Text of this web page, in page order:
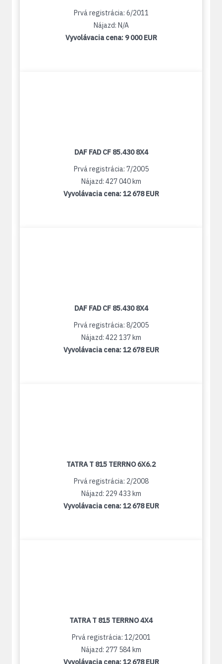
Prvá registrácia: 6/2011
Nájazd: N/A
Vyvolávacia cena: 9 000 EUR
DAF FAD CF 85.430 8X4
Prvá registrácia: 7/2005
Nájazd: 427 040 km
Vyvolávacia cena:12 678 EUR
DAF FAD CF 85.430 8X4
Prvá registrácia: 8/2005
Nájazd: 422 137 km
Vyvolávacia cena:12 678 EUR
TATRA T 815 TERRNO 6X6.2
Prvá registrácia: 2/2008
Nájazd: 229 433 km
Vyvolávacia cena:12 678 EUR
TATRA T 815 TERRNO 4X4
Prvá registrácia: 12/2001
Nájazd: 277 584 km
Vyvolávacia cena:12 678 EUR